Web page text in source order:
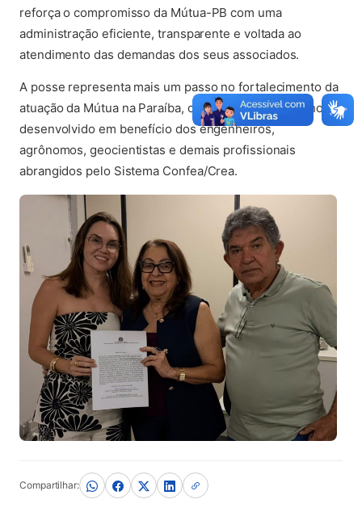
reforça o compromisso da Mútua-PB com uma
administração eficiente, transparente e voltada ao
atendimento das demandas dos seus associados.
A posse representa mais um passo no fortalecimento da
atuação da Mútua na Paraíba, consolidando o trabalho
desenvolvido em benefício dos engenheiros,
agrônomos, geocientistas e demais profissionais
abrangidos pelo Sistema Confea/Crea.
Compartilhar: